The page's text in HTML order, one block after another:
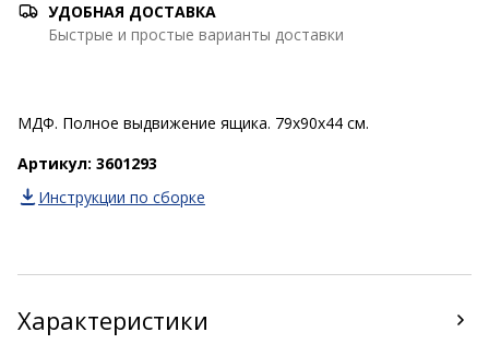
УДОБНАЯ ДОСТАВКА
Быстрые и простые варианты доставки
МДФ. Полное выдвижение ящика. 79x90x44 см.
Артикул: 3601293
Инструкции по сборке
Характеристики